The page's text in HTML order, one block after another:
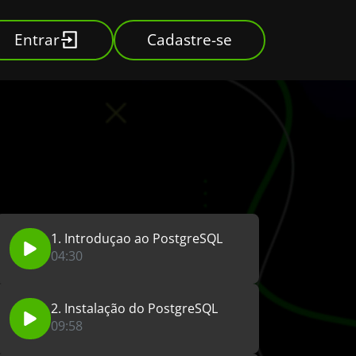
Entrar Cadastre-se
1. Introduçao ao PostgreSQL
04:30
2. Instalação do PostgreSQL
09:58